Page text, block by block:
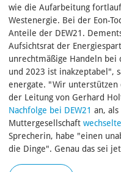
wie die Aufarbeitung
Westenergie. Bei der Eon-
Anteile der DEW21.
Aufsichtsrat der
unrechtmäßige Handeln bei
und 2023 ist inakzeptabel",
energate. "Wir
der Leitung von Gerhard
Nachfolge bei DEW21 an,
Muttergesellschaft wechselte
Sprecherin, habe "einen
die Dinge". Genau das sei